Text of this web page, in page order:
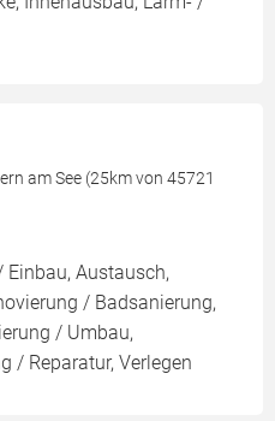
am See (25km von 45721
Einbau, Austausch,
/ Badsanierung,
/ Umbau,
/ Reparatur, Verlegen